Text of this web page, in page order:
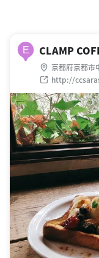
E CLAMP
京都府京都市
http://